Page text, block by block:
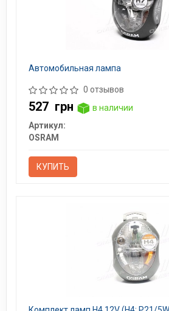
Автомобильная лампа
0 отзывов
527 грн
в наличии
Артикул:
OSRAM
КУПИТЬ